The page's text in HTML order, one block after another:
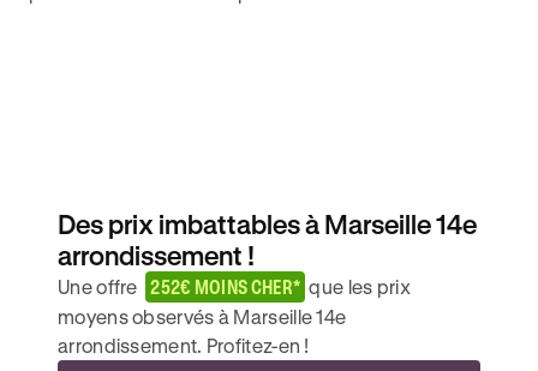
Des prix imbattables à Marseille 14e
arrondissement !
Une offre 252€ MOINS CHER* que les prix
moyens observés à Marseille 14e
arrondissement. Profitez-en !